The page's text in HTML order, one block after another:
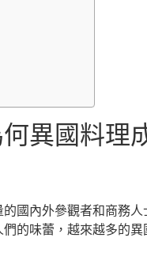
異國料理
國內外參觀者和商務
的味蕾，越來越多的